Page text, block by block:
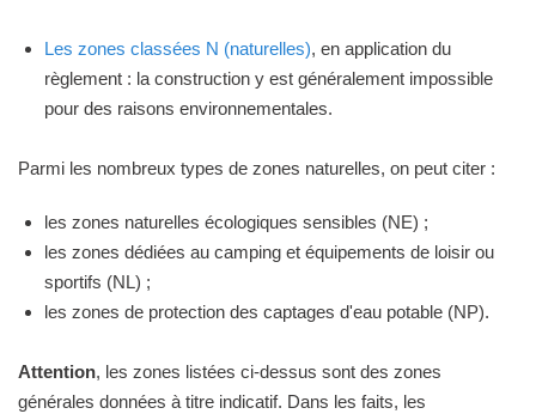
Les zones classées N (naturelles), en application du
règlement : la construction y est généralement impossible
pour des raisons environnementales.
Parmi les nombreux types de zones naturelles, on peut citer :
les zones naturelles écologiques sensibles (NE) ;
les zones dédiées au camping et équipements de loisir ou
sportifs (NL) ;
les zones de protection des captages d'eau potable (NP).
Attention, les zones listées ci-dessus sont des zones
générales données à titre indicatif. Dans les faits, les